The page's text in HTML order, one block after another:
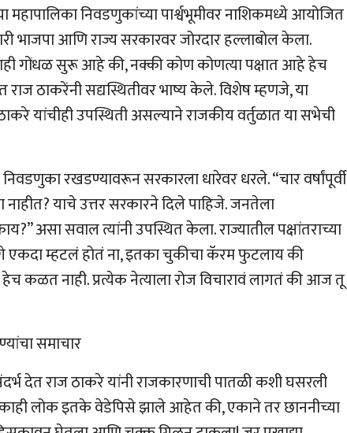
निवडणुकांच्या पार्श्वभूमीवर नाशिकमध्ये आयोजित
भाजपा आणि राज्य सरकारवर जोरदार हल्लाबोल केला.
काही गोंधळ सुरू आहे की, नक्की कोण कोणत्या पक्षात आहे हेच
ठाकरेंनी सद्यस्थितीवर भाष्य केले. विशेष म्हणजे, या
यांचीही उपस्थिती असल्याने राजकीय वर्तुळात या सभेची
रखडण्यावरून सरकारला धारेवर धरले. “चार वर्षांपूर्वी
याचे उत्तर सरकारने दिले पाहिजे. जनतेला
असा सवाल त्यांनी उपस्थित केला. राज्यातील पक्षांतराच्या
एकदा म्हटलं होतं ना, इतका चुकीचा कॅरम फुटलाय की
कळत नाही. प्रत्येक नेत्याला रोज विचारावं लागतं की आज तू
समाचार
देत राज ठाकरे यांनी राजकारणाची पातळी कशी घसरली
लोक इतके वेडेपिसे झाले आहेत की, एकाने तर छाननीच्या